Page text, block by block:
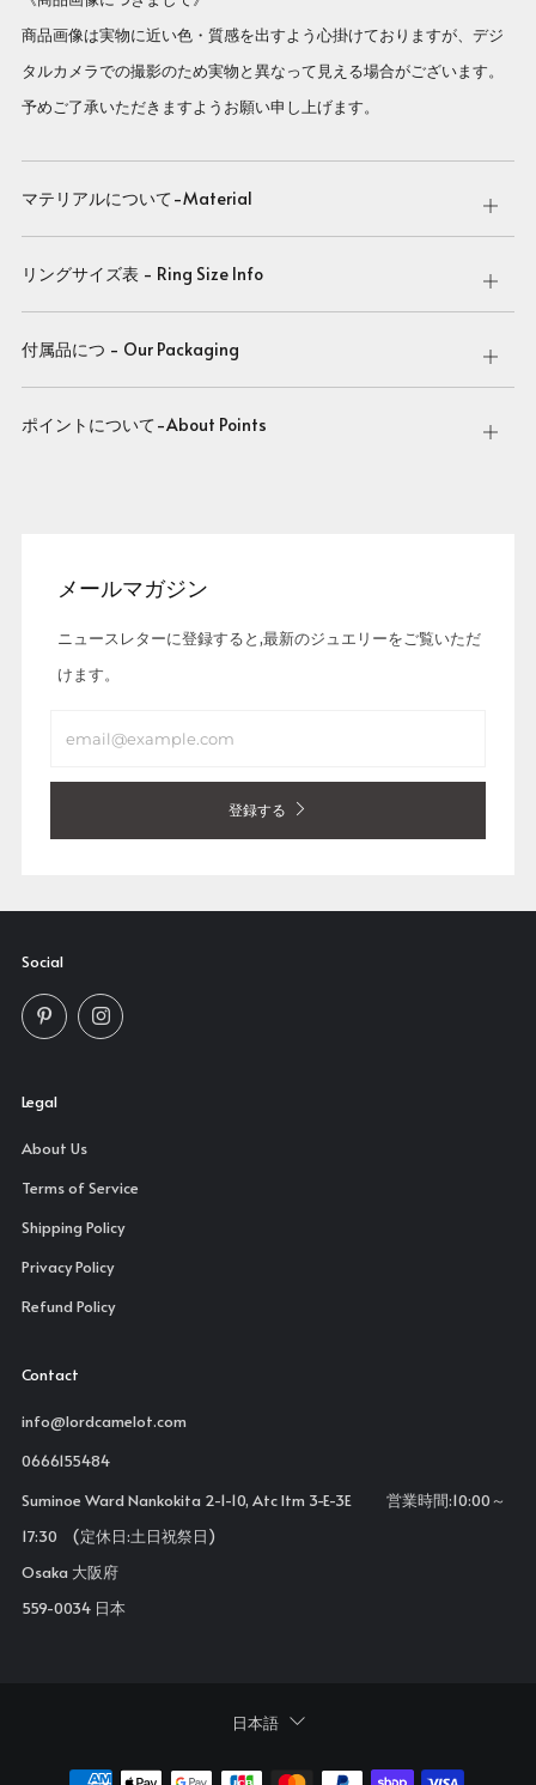
商品画像は実物に近い色・質感を出すよう心掛けておりますが、デジ
タルカメラでの撮影のため実物と異なって見える場合がございます。
予めご了承いただきますようお願い申し上げます。
マテリアルについて-Material
Open
tab
リングサイズ表 - Ring Size Info
Open
tab
付属品につ - Our Packaging
Open
tab
ポイントについて-About Points
Open
メールマガジン
ニュースレターに登録すると,最新のジュエリーをご覧いただ
けます。
登録する
Social
PinterestInstagram
Legal
About Us
Terms of Service
Shipping Policy
Privacy Policy
Refund Policy
Contact
info@lordcamelot.com
0666155484
Suminoe Ward Nankokita 2-1-10, Atc Itm 3-E-3E 営業時間:10:00～
17:30 (定休日:土日祝祭日)
Osaka 大阪府
559-0034 日本
Language
日本語